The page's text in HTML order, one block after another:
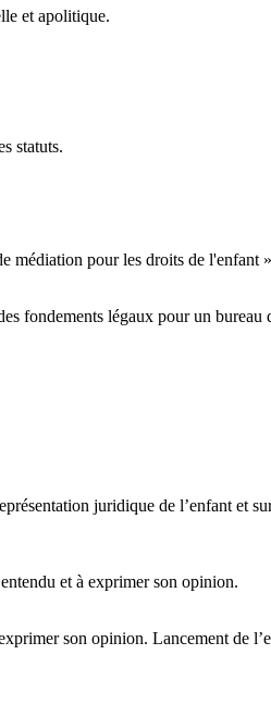
et apolitique.
statuts.
pour les droits de l'enfant
fondements légaux pour un
juridique de l’enfant et
et à exprimer son opinion.
son opinion. Lancement de